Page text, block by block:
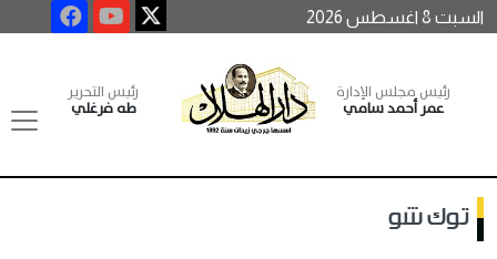
السبت 8 اغسطس 2026
رئيس مجلس الإدارة
عمر أحمد سامي
رئيس التحرير
طه فرغلي
توك شو